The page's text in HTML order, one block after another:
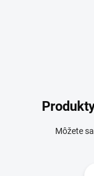
Môžete